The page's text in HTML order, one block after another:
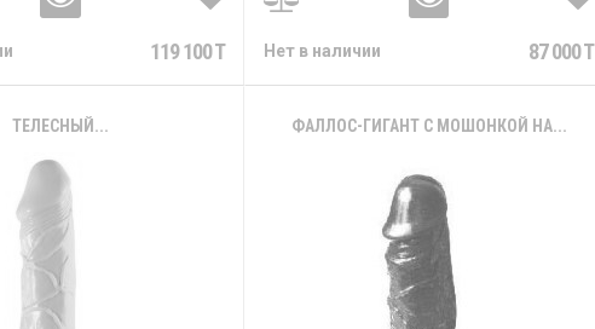
119 100 T Нет в наличии 87 000 T
ТЕЛЕСНЫЙ... ФАЛЛОС-ГИГАНТ С МОШОНКОЙ НА...